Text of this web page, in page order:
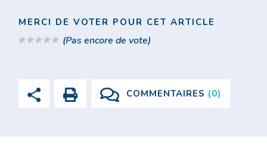
MERCI DE VOTER POUR CET ARTICLE
(Pas encore de vote)
COMMENTAIRES (0)